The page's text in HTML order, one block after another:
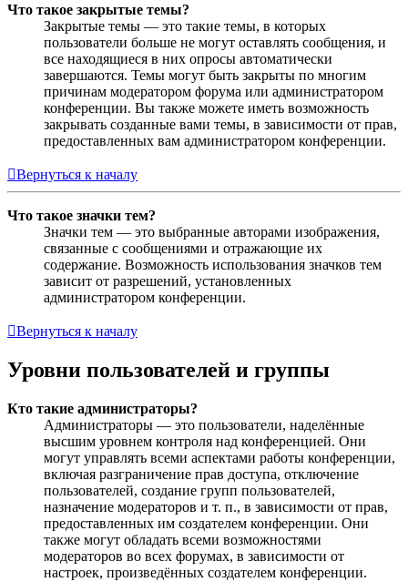
Что такое закрытые темы?
Закрытые темы — это такие темы, в которых
пользователи больше не могут оставлять сообщения, и
все находящиеся в них опросы автоматически
завершаются. Темы могут быть закрыты по многим
причинам модератором форума или администратором
конференции. Вы также можете иметь возможность
закрывать созданные вами темы, в зависимости от прав,
предоставленных вам администратором конференции.
Вернуться к началу
Что такое значки тем?
Значки тем — это выбранные авторами изображения,
связанные с сообщениями и отражающие их
содержание. Возможность использования значков тем
зависит от разрешений, установленных
администратором конференции.
Вернуться к началу
Уровни пользователей и группы
Кто такие администраторы?
Администраторы — это пользователи, наделённые
высшим уровнем контроля над конференцией. Они
могут управлять всеми аспектами работы конференции,
включая разграничение прав доступа, отключение
пользователей, создание групп пользователей,
назначение модераторов и т. п., в зависимости от прав,
предоставленных им создателем конференции. Они
также могут обладать всеми возможностями
модераторов во всех форумах, в зависимости от
настроек, произведённых создателем конференции.